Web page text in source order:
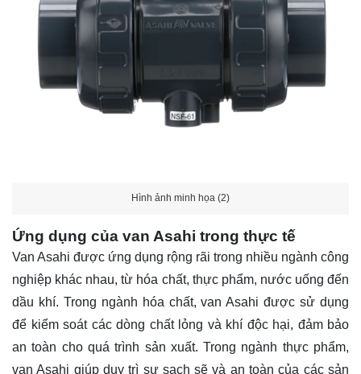
Hình ảnh minh họa (2)
Ứng dụng của van Asahi trong thực tế
Van Asahi được ứng dụng rộng rãi trong nhiều ngành công
nghiệp khác nhau, từ hóa chất, thực phẩm, nước uống đến
dầu khí. Trong ngành hóa chất, van Asahi được sử dụng
để kiểm soát các dòng chất lỏng và khí độc hại, đảm bảo
an toàn cho quá trình sản xuất. Trong ngành thực phẩm,
van Asahi giúp duy trì sự sạch sẽ và an toàn của các sản